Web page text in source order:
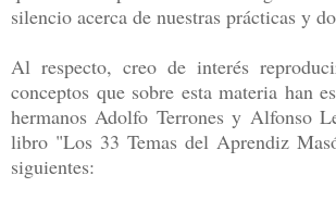
silencio acerca de nuestras prácticas y
Al respecto, creo de interés
conceptos que sobre esta materia han
hermanos Adolfo Terrones y Alfonso
libro "Los 33 Temas del Aprendiz
siguientes: